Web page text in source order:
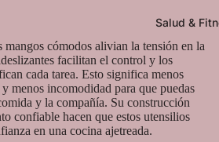
Salud &
mangos cómodos alivian la tensión en la
facilitan el control y los
cada tarea. Esto significa menos
menos incomodidad para que puedas
y la compañía. Su construcción
confiable hacen que estos utensilios
en una cocina ajetreada.